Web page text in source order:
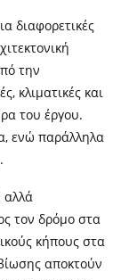
διαφορετικές
την
κλιματικές και
του έργου.
ενώ παράλληλα
αλλά
τον δρόμο στα
κήπους στα
αποκτούν